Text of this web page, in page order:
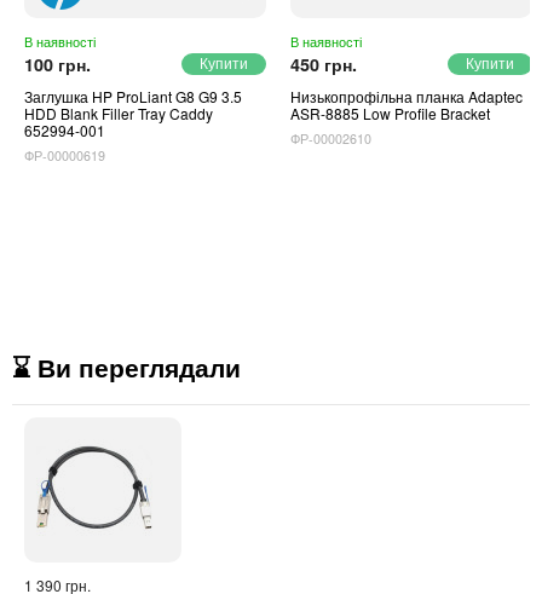
В наявності
100 грн.
Заглушка HP ProLiant G8 G9 3.5
HDD Blank Filler Tray Caddy
652994-001
ФР-00000619
В наявності
450 грн.
Низькопрофільна планка Adaptec
ASR-8885 Low Profile Bracket
ФР-00002610
⌛ Ви переглядали
1 390 грн.